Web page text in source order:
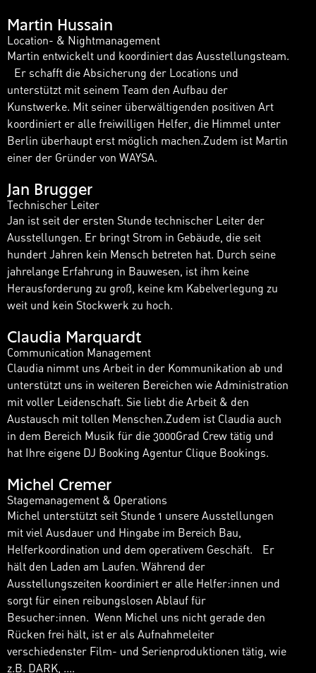
Martin Hussain
Location- & Nightmanagement
Martin entwickelt und koordiniert das Ausstellungsteam.
Er schafft die Absicherung der Locations und
unterstützt mit seinem Team den Aufbau der
Kunstwerke. Mit seiner überwältigenden positiven Art
koordiniert er alle freiwilligen Helfer, die Himmel unter
Berlin überhaupt erst möglich machen.Zudem ist Martin
einer der Gründer von WAYSA.
Jan Brugger
Technischer Leiter
Jan ist seit der ersten Stunde technischer Leiter der
Ausstellungen. Er bringt Strom in Gebäude, die seit
hundert Jahren kein Mensch betreten hat. Durch seine
jahrelange Erfahrung in Bauwesen, ist ihm keine
Herausforderung zu groß, keine km Kabelverlegung zu
weit und kein Stockwerk zu hoch.
Claudia Marquardt
Communication Management
Claudia nimmt uns Arbeit in der Kommunikation ab und
unterstützt uns in weiteren Bereichen wie Administration
mit voller Leidenschaft. Sie liebt die Arbeit & den
Austausch mit tollen Menschen.Zudem ist Claudia auch
in dem Bereich Musik für die 3000Grad Crew tätig und
hat Ihre eigene DJ Booking Agentur Clique Bookings.
Michel Cremer
Stagemanagement & Operations
Michel unterstützt seit Stunde 1 unsere Ausstellungen
mit viel Ausdauer und Hingabe im Bereich Bau,
Helferkoordination und dem operativem Geschäft. Er
hält den Laden am Laufen. Während der
Ausstellungszeiten koordiniert er alle Helfer:innen und
sorgt für einen reibungslosen Ablauf für
Besucher:innen. Wenn Michel uns nicht gerade den
Rücken frei hält, ist er als Aufnahmeleiter
verschiedenster Film- und Serienproduktionen tätig, wie
z.B. DARK, ....